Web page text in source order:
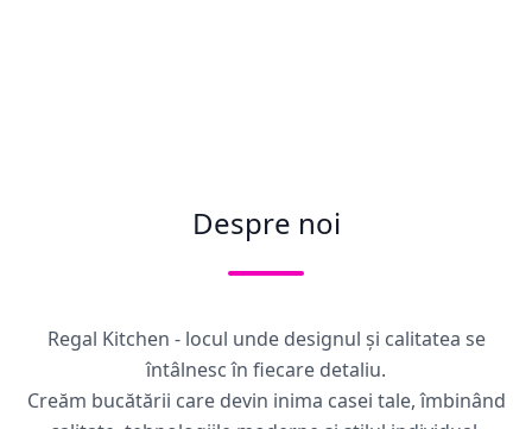
Despre noi
Regal Kitchen - locul unde designul și calitatea se
întâlnesc în fiecare detaliu.
Creăm bucătării care devin inima casei tale, îmbinând